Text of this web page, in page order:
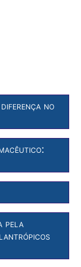
no
pela